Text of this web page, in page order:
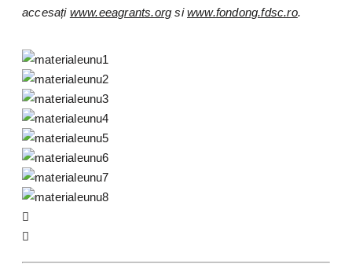
accesați www.eeagrants.org siwww.fondong.fdsc.ro.